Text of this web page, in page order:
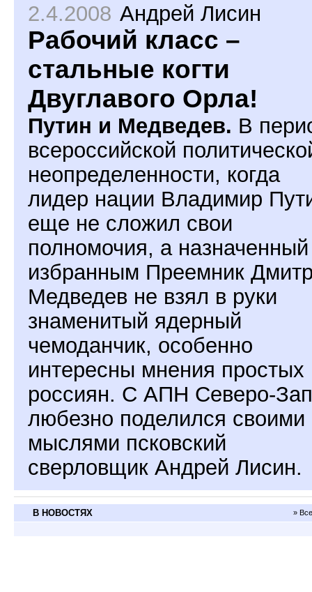
2.4.2008 Андрей Лисин
Рабочий класс –
стальные когти
Двуглавого Орла!
Путин и Медведев. В
всероссийской
неопределенности, когда
лидер нации Владимир
еще не сложил свои
полномочия, а назначенный
избранным Преемник
Медведев не взял в руки
знаменитый ядерный
чемоданчик, особенно
интересны мнения простых
россиян. С АПН Северо-
любезно поделился своими
мыслями псковский
сверловщик Андрей Лисин.
В НОВОСТЯХ »